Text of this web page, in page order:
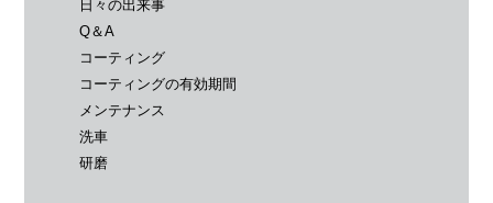
日々の出来事
Q＆A
コーティング
コーティングの有効期間
メンテナンス
洗車
研磨